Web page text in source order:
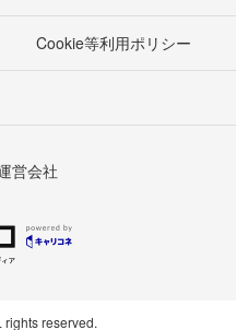
Cookie等利用ポリシー
営会社
rights reserved.